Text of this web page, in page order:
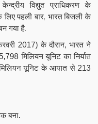
विद्युत प्राधिकरण के
लिए पहली बार, भारत बिजली के
गया है.
2017) के दौरान, भारत ने
मिलियन यूनिट का निर्यात
यूनिट के आयात से 213
बना.